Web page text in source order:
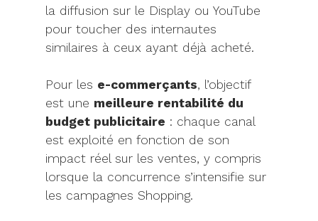
la diffusion sur le Display ou YouTube
pour toucher des internautes
similaires à ceux ayant déjà acheté.
Pour les e-commerçants, l’objectif
est une meilleure rentabilité du
budget publicitaire : chaque canal
est exploité en fonction de son
impact réel sur les ventes, y compris
lorsque la concurrence s’intensifie sur
les campagnes Shopping.